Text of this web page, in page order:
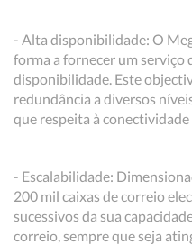
- Alta disponibilidade: O
forma a fornecer um serviço
disponibilidade. Este
redundância a diversos
que respeita à
- Escalabilidade:
200 mil caixas de correio
sucessivos da sua
correio, sempre que seja